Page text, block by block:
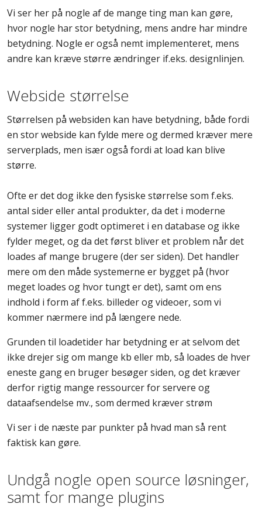
Vi ser her på nogle af de mange ting man kan gøre,
hvor nogle har stor betydning, mens andre har mindre
betydning. Nogle er også nemt implementeret, mens
andre kan kræve større ændringer if.eks. designlinjen.
Webside størrelse
Størrelsen på websiden kan have betydning, både fordi
en stor webside kan fylde mere og dermed kræver mere
serverplads, men især også fordi at load kan blive
større.
Ofte er det dog ikke den fysiske størrelse som f.eks.
antal sider eller antal produkter, da det i moderne
systemer ligger godt optimeret i en database og ikke
fylder meget, og da det først bliver et problem når det
loades af mange brugere (der ser siden). Det handler
mere om den måde systemerne er bygget på (hvor
meget loades og hvor tungt er det), samt om ens
indhold i form af f.eks. billeder og videoer, som vi
kommer nærmere ind på længere nede.
Grunden til loadetider har betydning er at selvom det
ikke drejer sig om mange kb eller mb, så loades de hver
eneste gang en bruger besøger siden, og det kræver
derfor rigtig mange ressourcer for servere og
dataafsendelse mv., som dermed kræver strøm
Vi ser i de næste par punkter på hvad man så rent
faktisk kan gøre.
Undgå nogle open source løsninger,
samt for mange plugins